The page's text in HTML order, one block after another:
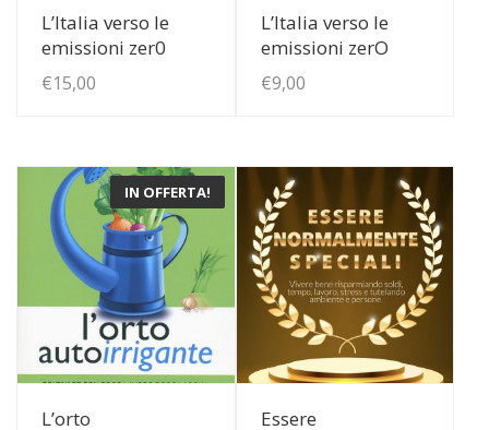
View Details
L’Italia verso le
emissioni zer0
€15,00
View Details
L’Italia verso le
emissioni zerO
€9,00
IN OFFERTA!
View Details
L’orto
View Details
Essere